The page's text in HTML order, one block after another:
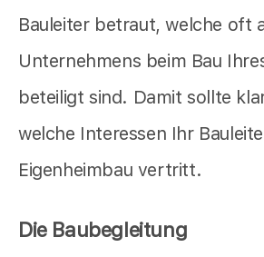
Bauleiter betraut, welche oft
Unternehmens beim Bau
beteiligt sind. Damit sollte
welche Interessen Ihr
Eigenheimbau vertritt.
Die Baubegleitung